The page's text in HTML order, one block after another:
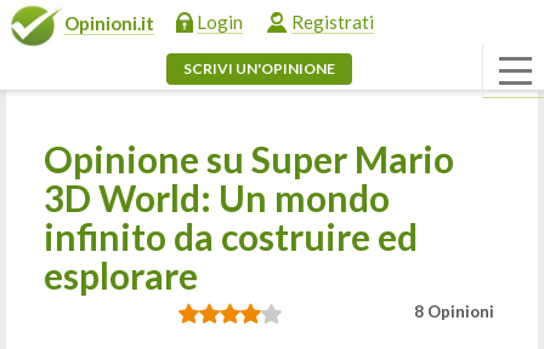
Opinioni.it Login Registrati
SCRIVI UN'OPINIONE
Opinione su Super Mario
3D World: Un mondo
infinito da costruire ed
esplorare
8 Opinioni